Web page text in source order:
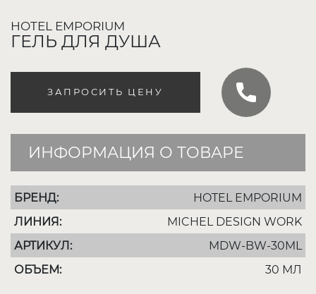
HOTEL EMPORIUM
ГЕЛЬ ДЛЯ ДУША
ЗАПРОСИТЬ ЦЕНУ
ИНФОРМАЦИЯ О ТОВАРЕ
БРЕНД:
HOTEL EMPORIUM
ЛИНИЯ:
MICHEL DESIGN WORK
АРТИКУЛ:
MDW-BW-30ML
ОБЪЕМ:
30 МЛ